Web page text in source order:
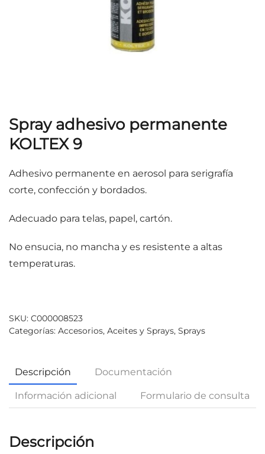
Spray adhesivo permanente
KOLTEX 9
Adhesivo permanente en aerosol para serigrafía
corte, confección y bordados.
Adecuado para telas, papel, cartón.
No ensucia, no mancha y es resistente a altas
temperaturas.
SKU: C000008523
Categorías: Accesorios, Aceites y Sprays, Sprays
Descripción Documentación
Información adicional Formulario de consulta
Descripción